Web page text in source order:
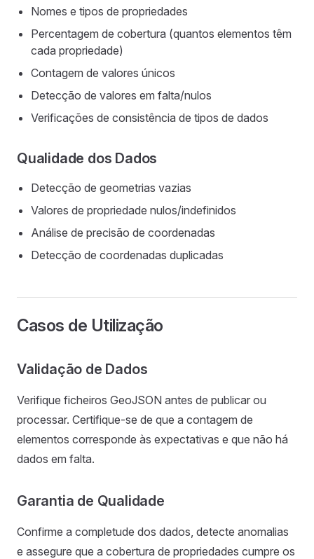
Nomes e tipos de propriedades
Percentagem de cobertura (quantos elementos têm
cada propriedade)
Contagem de valores únicos
Detecção de valores em falta/nulos
Verificações de consistência de tipos de dados
Qualidade dos Dados
Detecção de geometrias vazias
Valores de propriedade nulos/indefinidos
Análise de precisão de coordenadas
Detecção de coordenadas duplicadas
Casos de Utilização
Validação de Dados
Verifique ficheiros GeoJSON antes de publicar ou
processar. Certifique-se de que a contagem de
elementos corresponde às expectativas e que não há
dados em falta.
Garantia de Qualidade
Confirme a completude dos dados, detecte anomalias
e assegure que a cobertura de propriedades cumpre os